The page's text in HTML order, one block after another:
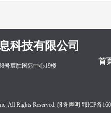
科技有限公司
首
号宸胜国际中心19楼
All Rights Reserved. 服务声明 鄂ICP备